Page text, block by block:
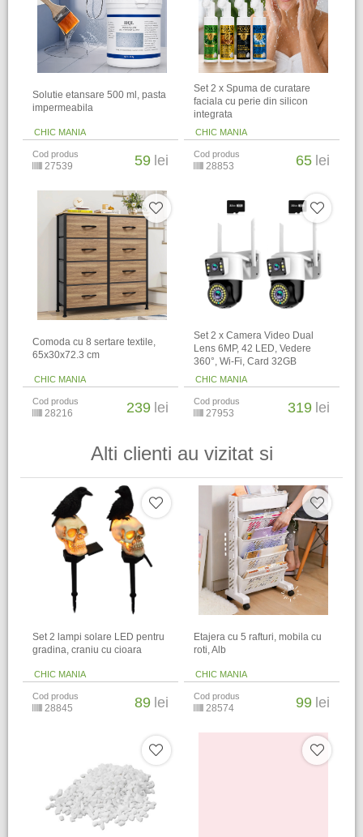
Solutie etansare 500 ml, pasta
impermeabila
CHIC MANIA
Cod produs
27539 59 lei
Set 2 x Spuma de curatare
faciala cu perie din silicon
integrata
CHIC MANIA
Cod produs
28853 65 lei
Comoda cu 8 sertare textile,
65x30x72.3 cm
CHIC MANIA
Cod produs
28216 239 lei
Set 2 x Camera Video Dual
Lens 6MP, 42 LED, Vedere
360°, Wi-Fi, Card 32GB
CHIC MANIA
Cod produs
27953 319 lei
Alti clienti au vizitat si
Set 2 lampi solare LED pentru
gradina, craniu cu cioara
CHIC MANIA
Cod produs
28845 89 lei
Etajera cu 5 rafturi, mobila cu
roti, Alb
CHIC MANIA
Cod produs
28574 99 lei